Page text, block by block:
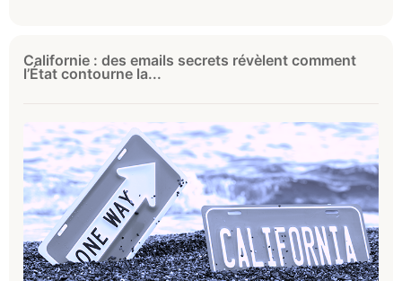
Californie : des emails secrets révèlent comment
l’État contourne la...